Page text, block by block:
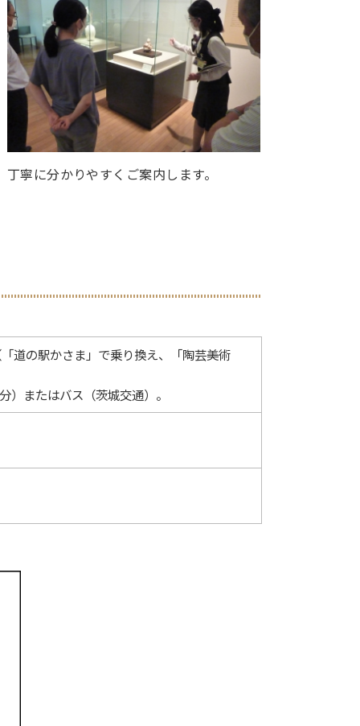
丁寧に分かりやすくご案内します。
道の駅かさま」で乗り換え、「陶芸美術
またはバス（茨城交通）。